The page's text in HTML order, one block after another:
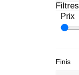
Filtres
Prix
Finis